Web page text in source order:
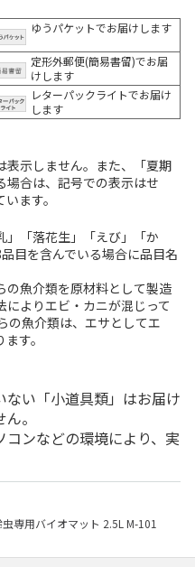
ゆうパケットでお届けします
定形外郵便(簡易書留)でお届
けします
レターパックライトでお届け
します
表示しません。また、「夏期
場合は、記号での表示はせ
ます。
」「落花生」「えび」「か
目を含んでいる場合に品目名
魚介類を原材料として製造
よりエビ・カニが混じって
の魚介類は、エサとしてエ
す。
い「小道具類」はお届け
。
ンなどの環境により、実
専用バイオマット 2.5L M-101